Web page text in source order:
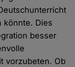
könnte. Dies
besser
vorzubeten. Ob